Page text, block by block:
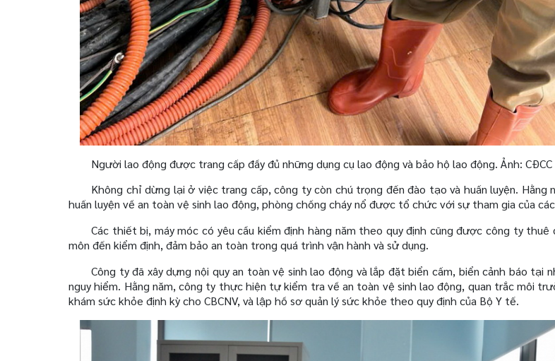
Người lao động được trang cấp đầy đủ những dụng cụ lao động và bảo hộ lao động. Ảnh: CĐCC
Không chỉ dừng lại ở việc trang cấp, công ty còn chú trọng đến đào tạo và huấn luyện. Hằng
huấn luyện về an toàn vệ sinh lao động, phòng chống cháy nổ được tổ chức với sự tham gia của
Các thiết bị, máy móc có yêu cầu kiểm định hàng năm theo quy định cũng được công ty thuê
môn đến kiểm định, đảm bảo an toàn trong quá trình vận hành và sử dụng.
Công ty đã xây dựng nội quy an toàn vệ sinh lao động và lắp đặt biển cấm, biển cảnh báo tại
nguy hiểm. Hằng năm, công ty thực hiện tự kiểm tra về an toàn vệ sinh lao động, quan trắc môi
khám sức khỏe định kỳ cho CBCNV, và lập hồ sơ quản lý sức khỏe theo quy định của Bộ Y tế.